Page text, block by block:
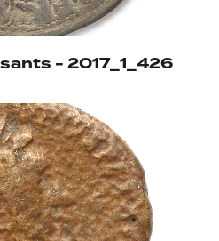
- 2017_1_426